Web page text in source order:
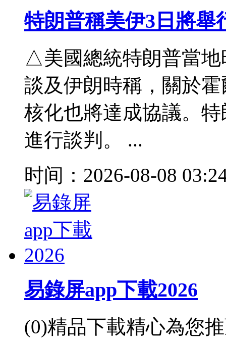
特朗普稱美伊3日將舉
△美國總統特朗普當地
談及伊朗時稱，關於
核化也將達成協議。
進行談判。 ...
时间：2026-08-08
易錄屏app下載2026
(0)精品下載精心為您